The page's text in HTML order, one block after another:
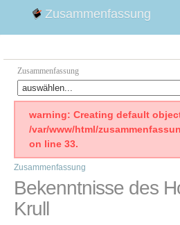
Zusammenfassung
Zusammenfassung
Faust
Willhelm Tell
Emilia Galotti
1. Weltkrieg Zusammenfassung
2. Weltkrieg
warning: Creating default
/var/www/html/
on line 33.
Zusammenfassung
Bekenntnisse des
Krull